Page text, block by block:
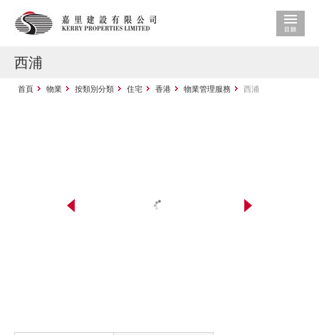
西浦
首頁 物業 按類別分類 住宅 香港 物業管理服務 西浦